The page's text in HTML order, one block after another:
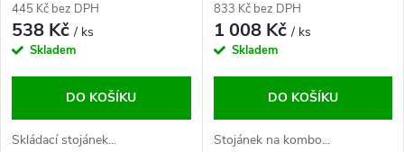
445 Kč bez DPH
538 Kč/ ks
Skladem
DO KOŠÍKU
Skládací stojánek...
833 Kč bez DPH
1 008 Kč/ ks
Skladem
DO KOŠÍKU
Stojánek na kombo...